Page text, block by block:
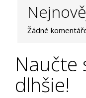
Žádné
Naučte
dlhšie!